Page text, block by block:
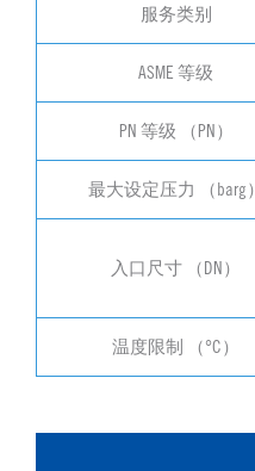
服务类别
ASME 等级
PN 等级 （PN）
最大设定压力 （barg）
入口尺寸 （DN）
温度限制 （°C）